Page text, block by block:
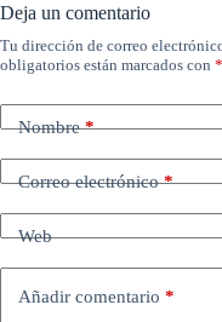
Deja un comentario
Tu dirección de correo
obligatorios están marcados con *
Nombre*
Correo electrónico*
Web
Añadir comentario *